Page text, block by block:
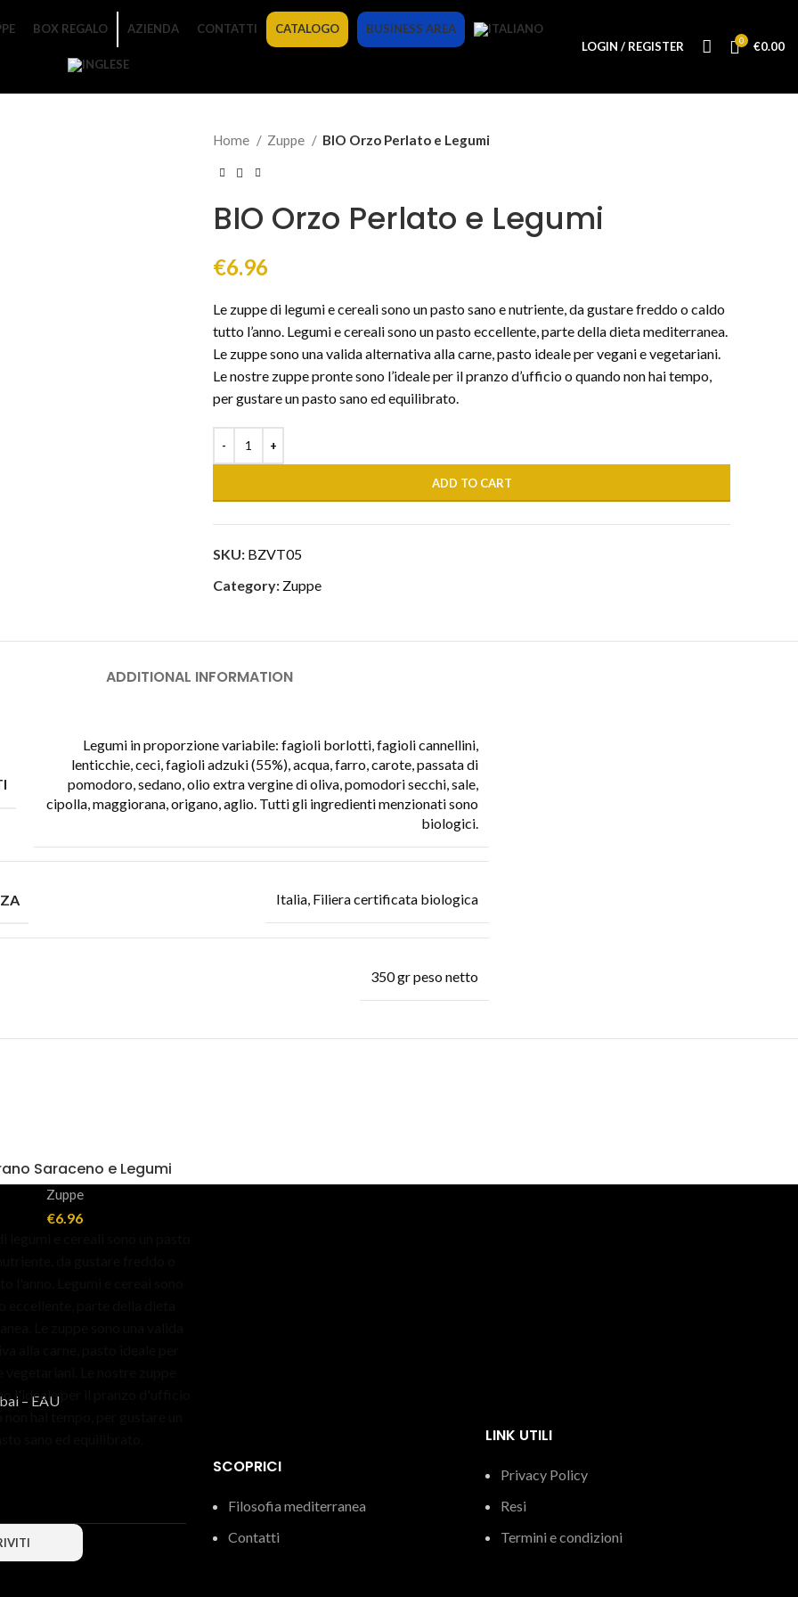
BOX REGALO AZIENDA CONTATTI CATALOGO
BUSINESS AREA
LOGIN / REGISTER
0 €0.00
Home Zuppe BIO Orzo Perlato e Legumi
BIO Orzo Perlato e Legumi
€6.96
Le zuppe di legumi e cereali sono un pasto sano e nutriente, da gustare freddo o caldo
tutto l’anno. Legumi e cereali sono un pasto eccellente, parte della dieta mediterranea.
Le zuppe sono una valida alternativa alla carne, pasto ideale per vegani e vegetariani.
Le nostre zuppe pronte sono l’ideale per il pranzo d’ufficio o quando non hai tempo,
per gustare un pasto sano ed equilibrato.
ADD TO CART
SKU: BZVT05
Category: Zuppe
ADDITIONAL INFORMATION
Legumi in proporzione variabile: fagioli borlotti, fagioli cannellini,
lenticchie, ceci, fagioli adzuki (55%), acqua, farro, carote, passata di
pomodoro, sedano, olio extra vergine di oliva, pomodori secchi, sale,
cipolla, maggiorana, origano, aglio. Tutti gli ingredienti menzionati sono
biologici.
Italia, Filiera certificata biologica
350 gr peso netto
Saraceno e Legumi
Zuppe
€6.96
l'ideale per il pranzo d'ufficio
– EAU
SCOPRICI
Filosofia mediterranea
Contatti
LINK UTILI
Privacy Policy
Resi
Termini e condizioni